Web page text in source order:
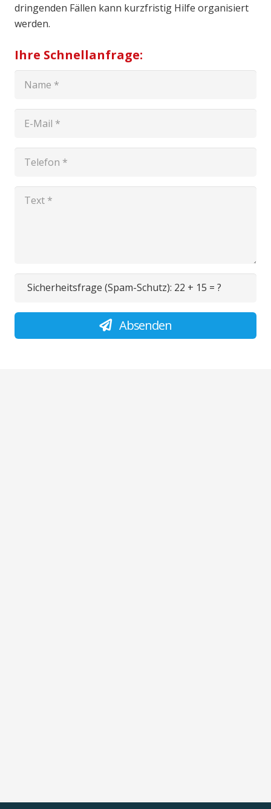
dringenden Fällen kann kurzfristig Hilfe organisiert
werden.
Ihre Schnellanfrage:
Sicherheitsfrage (Spam-Schutz): 22 + 15 = ?
Absenden